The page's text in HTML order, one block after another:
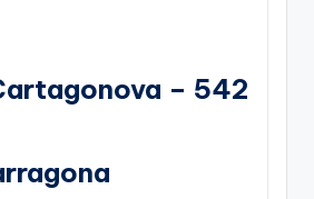
– 542